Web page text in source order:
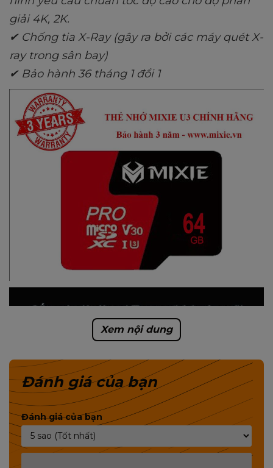
giải 4K, 2K.
✔ Chống tia X-Ray (gây ra bởi các máy quét X-
ray trong sân bay)
✔ Bảo hành 36 tháng 1 đổi 1
Xem nội dung
Đánh giá của bạn
Đánh giá của bạn